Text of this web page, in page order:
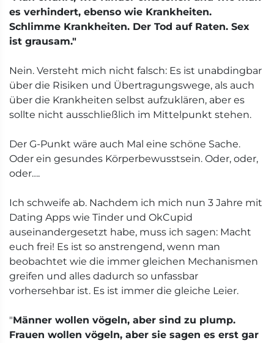
es verhindert, ebenso wie Krankheiten.
Schlimme Krankheiten. Der Tod auf Raten. Sex
ist grausam."
Nein. Versteht mich nicht falsch: Es ist unabdingbar
über die Risiken und Übertragungswege, als auch
über die Krankheiten selbst aufzuklären, aber es
sollte nicht ausschließlich im Mittelpunkt stehen.
Der G-Punkt wäre auch Mal eine schöne Sache.
Oder ein gesundes Körperbewusstsein. Oder, oder,
oder….
Ich schweife ab. Nachdem ich mich nun 3 Jahre mit
Dating Apps wie Tinder und OkCupid
auseinandergesetzt habe, muss ich sagen: Macht
euch frei! Es ist so anstrengend, wenn man
beobachtet wie die immer gleichen Mechanismen
greifen und alles dadurch so unfassbar
vorhersehbar ist. Es ist immer die gleiche Leier.
"Männer wollen vögeln, aber sind zu plump.
Frauen wollen vögeln, aber sie sagen es erst gar